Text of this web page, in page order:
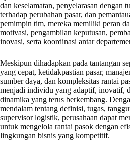
dan keselamatan, penyelarasan dengan
terhadap perubahan pasar, dan
pemimpin tim, mereka memiliki peran
motivasi, pengambilan keputusan,
inovasi, serta koordinasi antar
Meskipun dihadapkan pada tantangan
yang cepat, ketidakpastian pasar,
sumber daya, dan kompleksitas rantai
menjadi individu yang adaptif, inovatif,
dinamika yang terus berkembang.
mendalam tentang definisi, tugas,
supervisor logistik, perusahaan dapat
untuk mengelola rantai pasok dengan
lingkungan bisnis yang kompetitif.